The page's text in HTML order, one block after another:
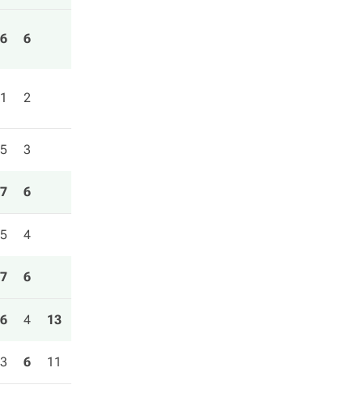
6 6
1 2
5 3
7 6
5 4
7 6
6 4 13
3 6 11